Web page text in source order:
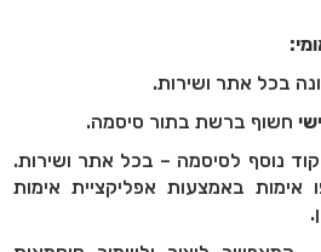
בכל אתר ושירות.
חשוף ברשת בתור סיסמה.
נוסף לסיסמה – בכל אתר ושירות.
באמצעות אפליקציית אימות